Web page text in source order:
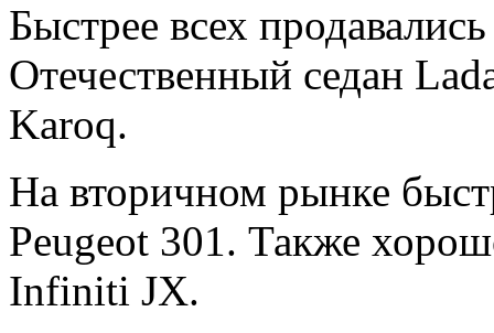
Быстрее всех
Отечественный седан
Karoq.
На вторичном рынке
Peugeot 301. Также
Infiniti JX.